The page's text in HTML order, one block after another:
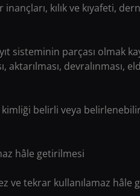
kılık ve kıyafeti,
sisteminin parçası olmak
devralınması,
belirli veya
hâle getirilmesi
ve tekrar kullanılamaz hâle